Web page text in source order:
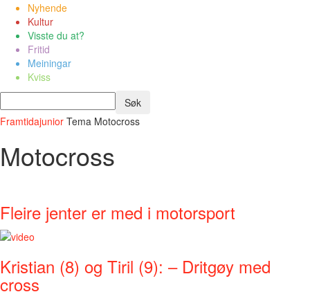
Nyhende
Kultur
Visste du at?
Fritid
Meiningar
Kviss
Framtidajunior Tema Motocross
Motocross
Fleire jenter er med i motorsport
Kristian (8) og Tiril (9): – Dritgøy med
cross